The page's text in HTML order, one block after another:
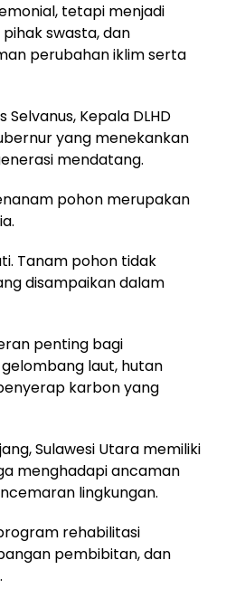
tetapi menjadi
swasta, dan
perubahan iklim serta
Selvanus, Kepala DLHD
yang menekankan
mendatang.
pohon merupakan
Tanam pohon tidak
disampaikan dalam
penting bagi
laut, hutan
karbon yang
Sulawesi Utara memiliki
menghadapi ancaman
lingkungan.
rehabilitasi
pembibitan, dan